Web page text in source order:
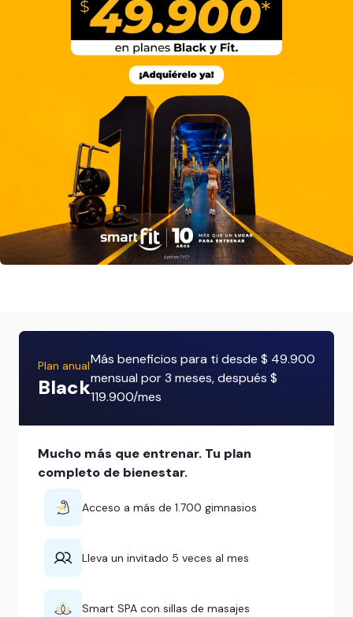
Plan anual
Black
Más beneficios para ti desde $ 49.900
mensual por 3 meses, después $
119.900/mes
Mucho más que entrenar. Tu plan
completo de bienestar.
Acceso a más de 1.700 gimnasios
Lleva un invitado 5 veces al mes
Smart SPA con sillas de masajes